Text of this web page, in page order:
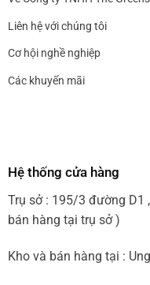
Liên hệ với chúng tôi
Cơ hội nghề nghiệp
Các khuyến mãi
Hệ thống cửa hàng
Trụ sở : 195/3 đường D1
bán hàng tại trụ sở )
Kho và bán hàng tại :